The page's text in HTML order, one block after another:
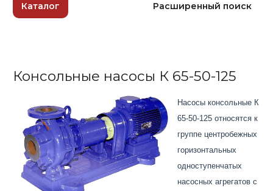
Каталог Расширенный поиск
Консольные насосы К 65-50-125
Насосы консольные К
65-50-125 относятся к
группе центробежных
горизонтальных
одноступенчатых
насосных агрегатов с